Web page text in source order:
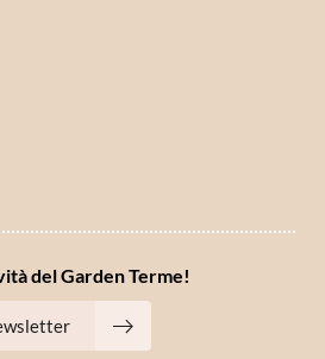
del Garden Terme!